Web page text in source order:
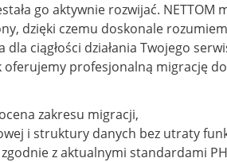
go aktywnie rozwijać.
dzięki czemu doskonale
ciągłości działania Twojego
profesjonalną migrację
zakresu migracji,
i struktury danych bez utraty
z aktualnymi standardami